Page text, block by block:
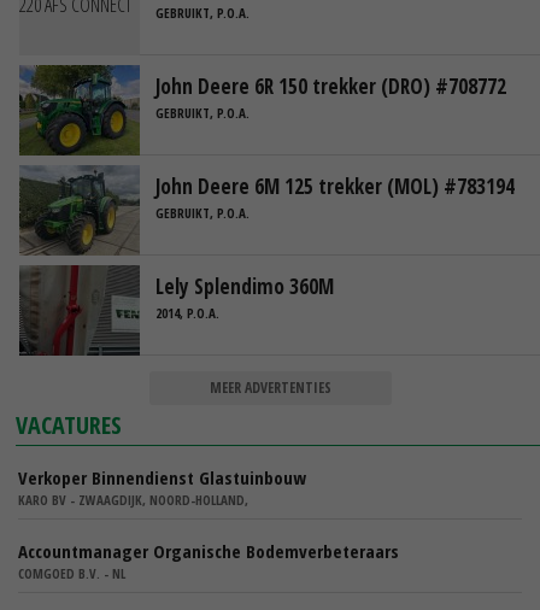
GEBRUIKT, P.O.A.
John Deere 6R 150 trekker (DRO) #708772
GEBRUIKT, P.O.A.
John Deere 6M 125 trekker (MOL) #783194
GEBRUIKT, P.O.A.
Lely Splendimo 360M
2014, P.O.A.
MEER ADVERTENTIES
VACATURES
Verkoper Binnendienst Glastuinbouw
KARO BV - ZWAAGDIJK, NOORD-HOLLAND,
Accountmanager Organische Bodemverbeteraars
COMGOED B.V. - NL